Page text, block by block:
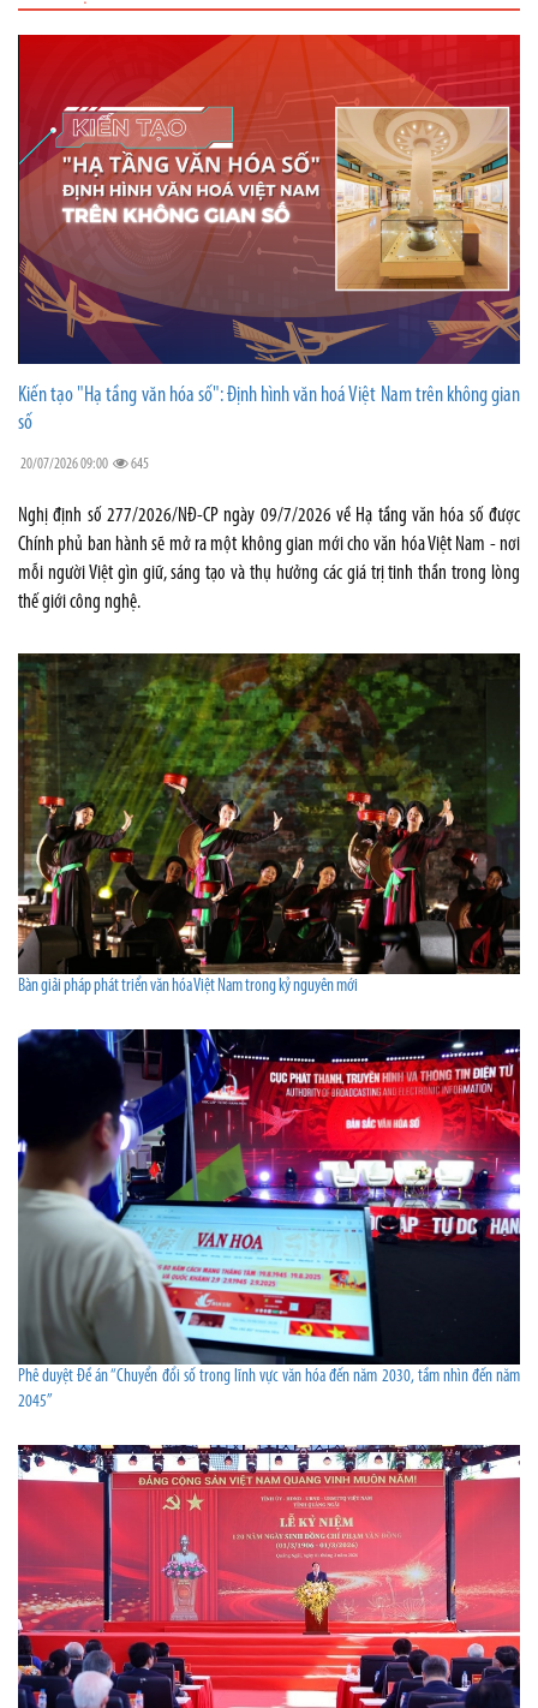
Kiến tạo "Hạ tầng văn hóa số": Định hình văn hoá Việt Nam trên không gian
số
20/07/2026 09:00 645
Nghị định số 277/2026/NĐ-CP ngày 09/7/2026 về Hạ tầng văn hóa số được
Chính phủ ban hành sẽ mở ra một không gian mới cho văn hóa Việt Nam - nơi
mỗi người Việt gìn giữ, sáng tạo và thụ hưởng các giá trị tinh thần trong lòng
thế giới công nghệ.
Bàn giải pháp phát triển văn hóa Việt Nam trong kỷ nguyên mới
Phê duyệt Đề án “Chuyển đổi số trong lĩnh vực văn hóa đến năm 2030, tầm nhìn đến năm
2045”